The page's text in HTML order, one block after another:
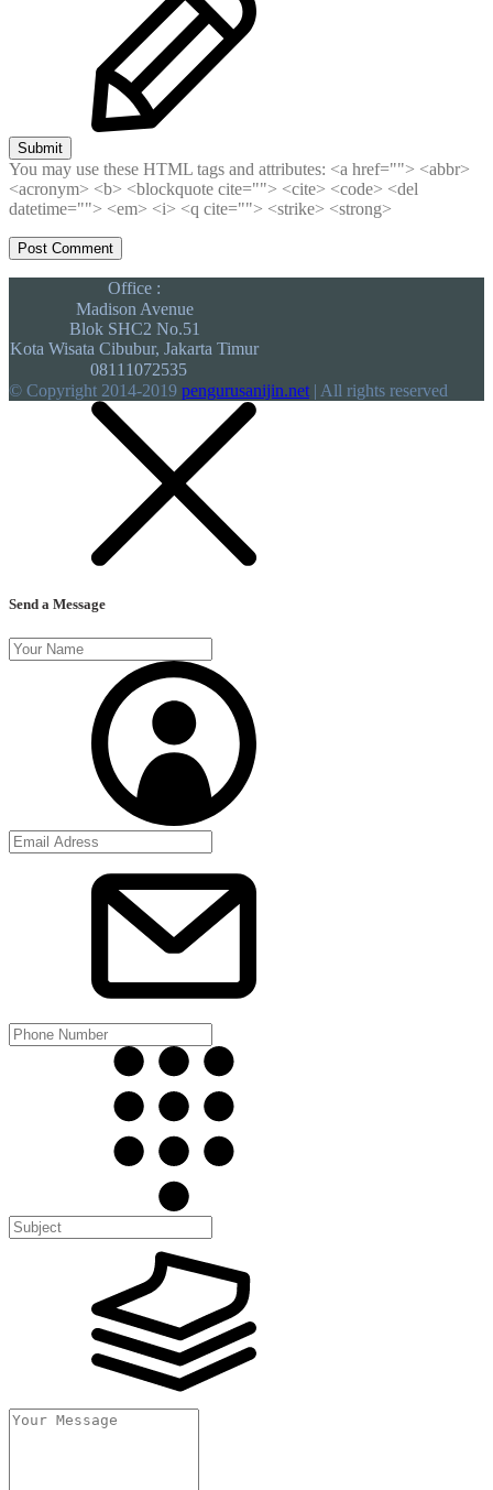
Submit
You may use these HTML tags and attributes: <a href=""> <abbr>
<acronym> <b> <blockquote cite=""> <cite> <code> <del
datetime=""> <em> <i> <q cite=""> <strike> <strong>
Office :
Madison Avenue
Blok SHC2 No.51
Kota Wisata Cibubur, Jakarta Timur
08111072535
© Copyright 2014-2019 pengurusanijin.net| All rights reserved
Send a Message